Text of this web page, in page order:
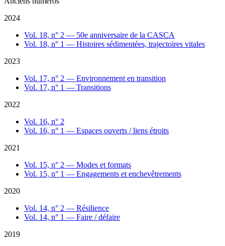
2024
Vol. 18, n° 2 — 50e anniversaire de la CASCA
Vol. 18, n° 1 — Histoires sédimentées, trajectoires vitales
2023
Vol. 17, n° 2 — Environnement en transition
Vol. 17, n° 1 — Transitions
2022
Vol. 16, n° 2
Vol. 16, n° 1 — Espaces ouverts / liens étroits
2021
Vol. 15, n° 2 — Modes et formats
Vol. 15, n° 1 — Engagements et enchevêtrements
2020
Vol. 14, n° 2 — Résilience
Vol. 14, n° 1 — Faire / défaire
2019